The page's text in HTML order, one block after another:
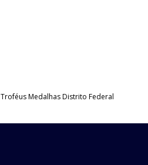
Troféus Medalhas Distrito Federal